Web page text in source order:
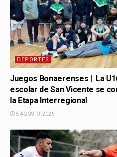
DEPORTES
Juegos Bonaerenses | La
escolar de San Vicente se
la Etapa Interregional
5 AGOSTO, 2026